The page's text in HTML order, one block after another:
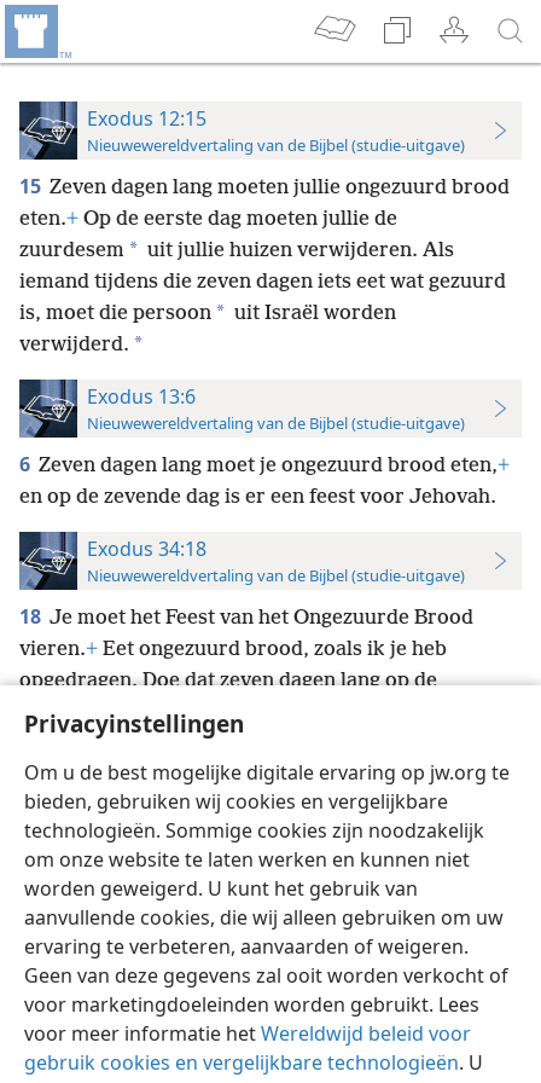
Privacyinstellingen
Om u de best mogelijke digitale ervaring op jw.org te
bieden, gebruiken wij cookies en vergelijkbare
technologieën. Sommige cookies zijn noodzakelijk
om onze website te laten werken en kunnen niet
worden geweigerd. U kunt het gebruik van
aanvullende cookies, die wij alleen gebruiken om uw
ervaring te verbeteren, aanvaarden of weigeren.
Geen van deze gegevens zal ooit worden verkocht of
voor marketingdoeleinden worden gebruikt. Lees
voor meer informatie hetWereldwijd beleid voor
gebruik cookies en vergelijkbare technologieën. U
Exodus 12:15
Nieuwewereldvertaling van de Bijbel (studie-uitgave)
15 Zeven dagen lang moeten jullie ongezuurd brood
eten.+ Op de eerste dag moeten jullie de
zuurdesem * uit jullie huizen verwijderen. Als
iemand tijdens die zeven dagen iets eet wat gezuurd
is, moet die persoon * uit Israël worden
verwijderd. *
Exodus 13:6
Nieuwewereldvertaling van de Bijbel (studie-uitgave)
6 Zeven dagen lang moet je ongezuurd brood eten,+
en op de zevende dag is er een feest voor Jehovah.
Exodus 34:18
Nieuwewereldvertaling van de Bijbel (studie-uitgave)
18 Je moet het Feest van het Ongezuurde Brood
vieren.+ Eet ongezuurd brood, zoals ik je heb
opgedragen. Doe dat zeven dagen lang op de
vastgestelde tijd in de maand abib,
maand abib zijn jullie uit Egypte vertrokken.
Nederlands Instellingen
Copyright© 2026 Watch Tower Bible and Tract Society of Pennsylvania
Gebruiksvoorwaarden Privacybeleid
Privacyinstellingen
JW.ORG
Inloggen